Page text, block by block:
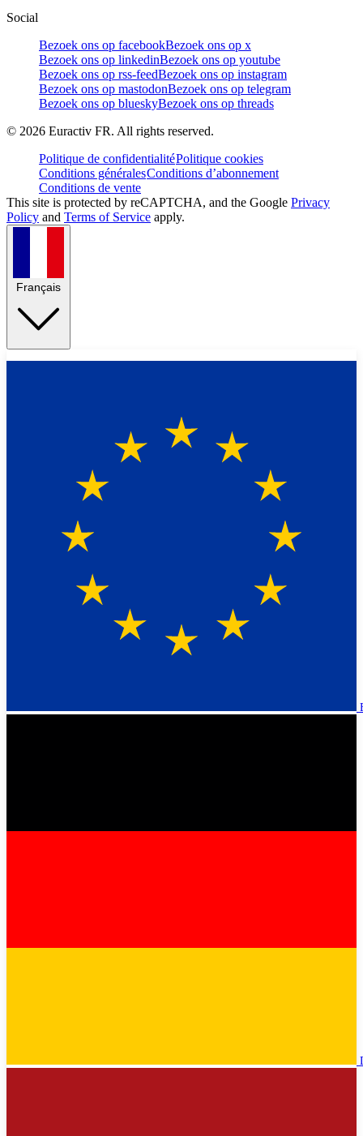
Social
Bezoek ons op facebookBezoek ons op x
Bezoek ons op linkedinBezoek ons op youtube
Bezoek ons op rss-feedBezoek ons op instagram
Bezoek ons op mastodonBezoek ons op telegram
Bezoek ons op blueskyBezoek ons op threads
© 2026 Euractiv FR. All rights reserved.
Politique de confidentialitéPolitique cookies
Conditions généralesConditions d’abonnement
Conditions de vente
This site is protected by reCAPTCHA, and the Google Privacy
Policy and Terms of Service apply.
Français